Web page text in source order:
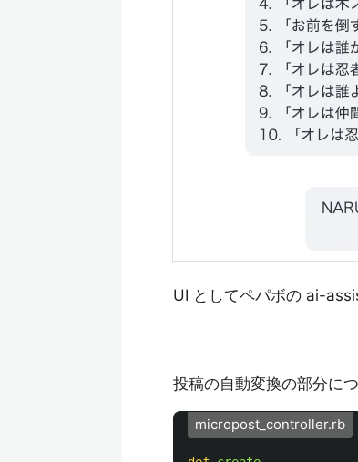
UI としてペパボの ai-
投稿の自動変換の部分に
micropost_controller.rb